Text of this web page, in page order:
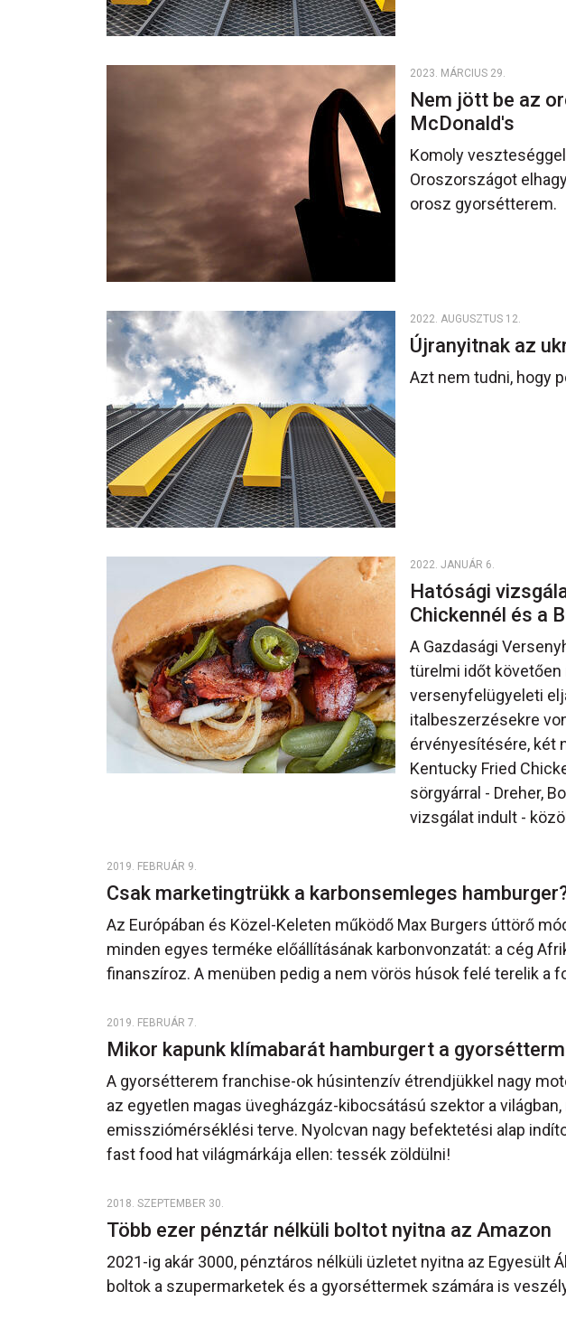
2023. MÁRCIUS 29.
Nem jött be az
McDonald's
Komoly
Oroszországot
orosz gyorsétterem.
2022. AUGUSZTUS 12.
Újranyitnak az
Azt nem tudni, hogy
2022. JANUÁR 6.
Hatósági
Chickennél és a
A Gazdasági
türelmi időt
versenyfelügyeleti
italbeszerzésekre
érvényesítésére, két
Kentucky Fried
sörgyárral - Dreher,
vizsgálat indult -
2019. FEBRUÁR 9.
Csak marketingtrükk a karbonsemleges
Az Európában és Közel-Keleten működő Max Burgers úttörő
minden egyes terméke előállításának karbonvonzatát: a cég
finanszíroz. A menüben pedig a nem vörös húsok felé terelik a
2019. FEBRUÁR 7.
Mikor kapunk klímabarát hamburgert a
A gyorsétterem franchise-ok húsintenzív étrendjükkel nagy
az egyetlen magas üvegházgáz-kibocsátású szektor a
emissziómérséklési terve. Nyolcvan nagy befektetési alap
fast food hat világmárkája ellen: tessék zöldülni!
2018. SZEPTEMBER 30.
Több ezer pénztár nélküli boltot nyitna az Amazon
2021-ig akár 3000, pénztáros nélküli üzletet nyitna az Egyesült
boltok a szupermarketek és a gyorséttermek számára is